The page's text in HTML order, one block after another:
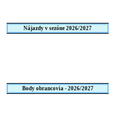
Nájazdy v sezóne 2026/2027
Body obrancovia - 2026/2027